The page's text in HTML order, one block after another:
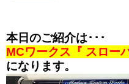
本日のご紹介は･･･
MCワークス『 スロー
になります。